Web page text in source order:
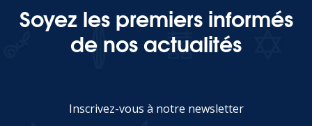
Soyez les premiers informés
de nos actualités
Inscrivez-vous à notre newsletter